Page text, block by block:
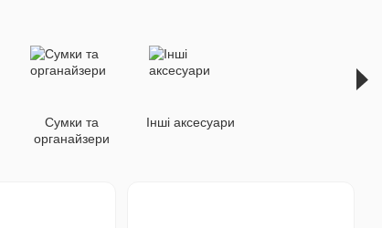
Сумки та
органайзери
Інші аксесуари